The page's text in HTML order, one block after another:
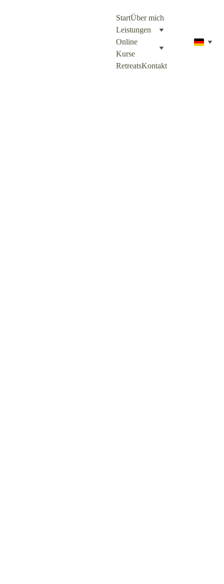
StartÜber mich
Leistungen
Online
Kurse
RetreatsKontakt